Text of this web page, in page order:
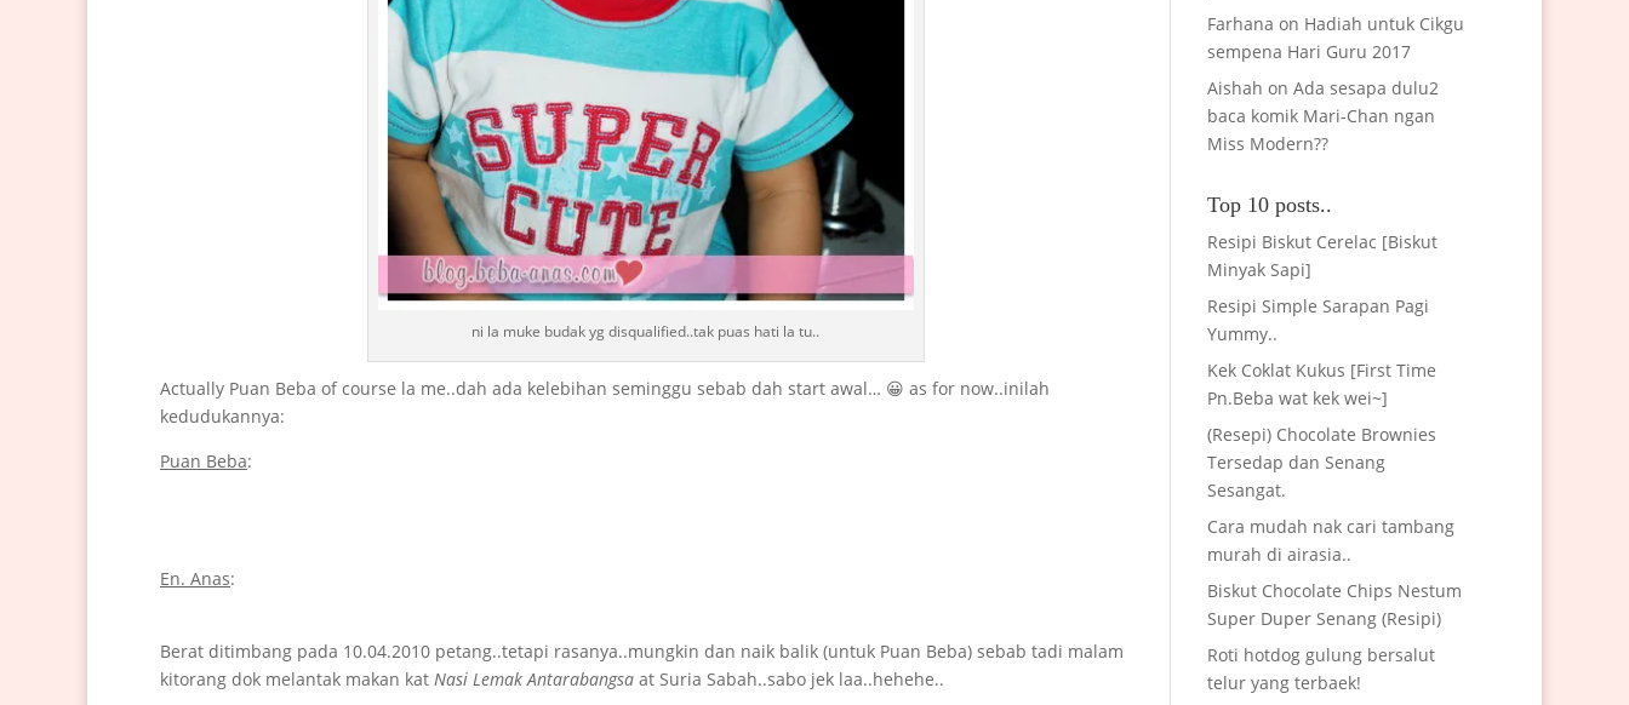
ni la muke budak yg disqualified..tak puas hati la tu..
Actually Puan Beba of course la me..dah ada kelebihan seminggu sebab dah start awal… 😀 as for now..inilah
kedudukannya:
Puan Beba:
En. Anas:
Berat ditimbang pada 10.04.2010 petang..tetapi rasanya..mungkin dan naik balik (untuk Puan Beba) sebab tadi malam
kitorang dok melantak makan kat Nasi Lemak Antarabangsa at Suria Sabah..sabo jek laa..hehehe..
Farhana on Hadiah untuk Cikgu
sempena Hari Guru 2017
Aishah onAda sesapa dulu2
baca komik Mari-Chan ngan
Miss Modern??
Top 10 posts..
Resipi Biskut Cerelac [Biskut
Minyak Sapi]
Resipi Simple Sarapan Pagi
Yummy..
Kek Coklat Kukus [First Time
Pn.Beba wat kek wei~]
(Resepi) Chocolate Brownies
Tersedap dan Senang
Sesangat.
Cara mudah nak cari tambang
murah di airasia..
Biskut Chocolate Chips Nestum
Super Duper Senang (Resipi)
Roti hotdog gulung bersalut
telur yang terbaek!